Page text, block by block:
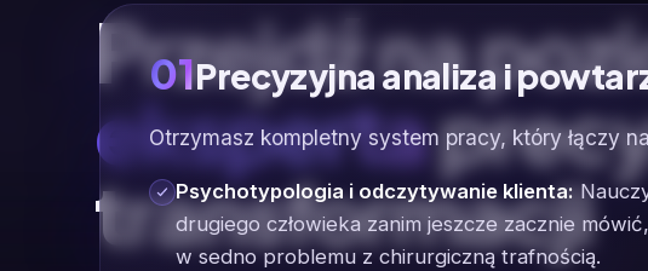
Przejdź na
eksperta
transformacji
01Precyzyjna analiza i
Otrzymasz kompletny system pracy, który łączy
Psychotypologia i odczytywanie klienta:
drugiego człowieka zanim jeszcze zacznie
w sedno problemu z chirurgiczną trafnością.